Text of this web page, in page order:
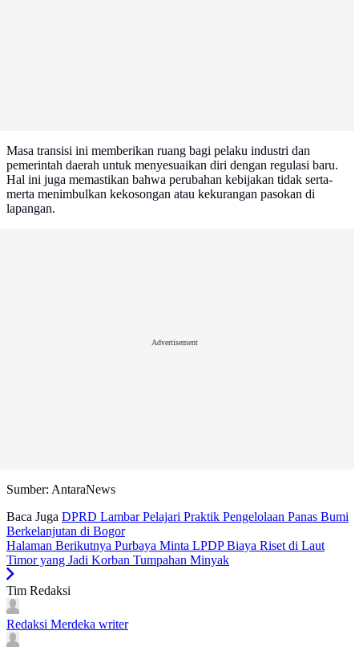
Masa transisi ini memberikan ruang bagi pelaku industri dan
pemerintah daerah untuk menyesuaikan diri dengan regulasi baru.
Hal ini juga memastikan bahwa perubahan kebijakan tidak serta-
merta menimbulkan kekosongan atau kekurangan pasokan di
lapangan.
Advertisement
Sumber: AntaraNews
Baca Juga DPRD Lambar Pelajari Praktik Pengelolaan Panas Bumi
Berkelanjutan di Bogor
Halaman Berikutnya Purbaya Minta LPDP Biaya Riset di Laut
Timor yang Jadi Korban Tumpahan Minyak
Tim Redaksi
Redaksi Merdeka writer